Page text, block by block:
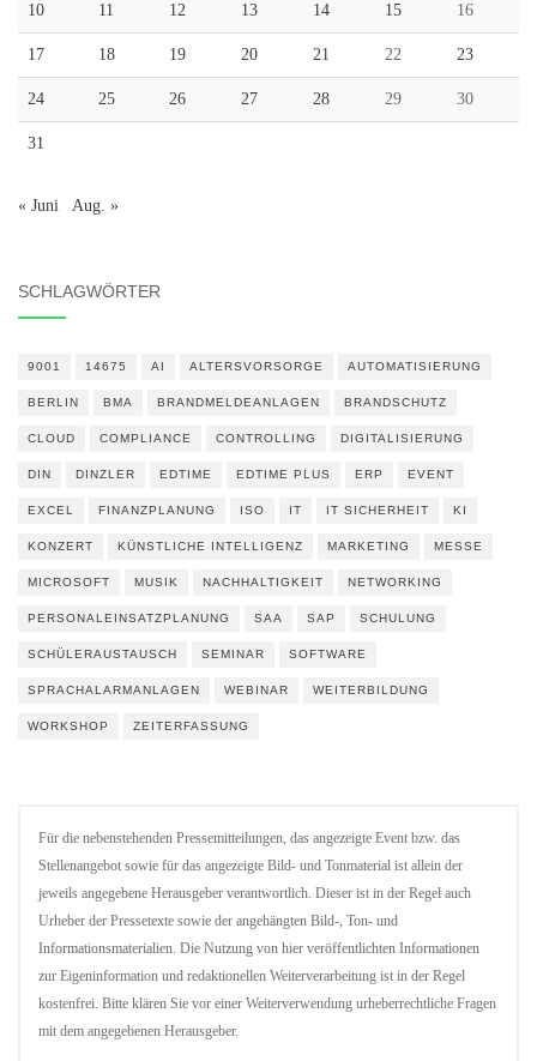
10 11 12 13 14 15 16
17 18 19 20 21 22 23
24 25 26 27 28 29 30
31
« Juni Aug. »
SCHLAGWÖRTER
9001 14675 AI ALTERSVORSORGE AUTOMATISIERUNG
BERLIN BMA BRANDMELDEANLAGEN BRANDSCHUTZ
CLOUD COMPLIANCE CONTROLLING DIGITALISIERUNG
DIN DINZLER EDTIME EDTIME PLUS ERP EVENT
EXCEL FINANZPLANUNG ISO IT IT SICHERHEIT KI
KONZERT KÜNSTLICHE INTELLIGENZ MARKETING MESSE
MICROSOFT MUSIK NACHHALTIGKEIT NETWORKING
PERSONALEINSATZPLANUNG SAA SAP SCHULUNG
SCHÜLERAUSTAUSCH SEMINAR SOFTWARE
SPRACHALARMANLAGEN WEBINAR WEITERBILDUNG
WORKSHOP ZEITERFASSUNG
Für die nebenstehenden Pressemitteilungen, das angezeigte Event bzw. das
Stellenangebot sowie für das angezeigte Bild- und Tonmaterial ist allein der
jeweils angegebene Herausgeber verantwortlich. Dieser ist in der Regel auch
Urheber der Pressetexte sowie der angehängten Bild-, Ton- und
Informationsmaterialien. Die Nutzung von hier veröffentlichten Informationen
zur Eigeninformation und redaktionellen Weiterverarbeitung ist in der Regel
kostenfrei. Bitte klären Sie vor einer Weiterverwendung urheberrechtliche Fragen
mit dem angegebenen Herausgeber.